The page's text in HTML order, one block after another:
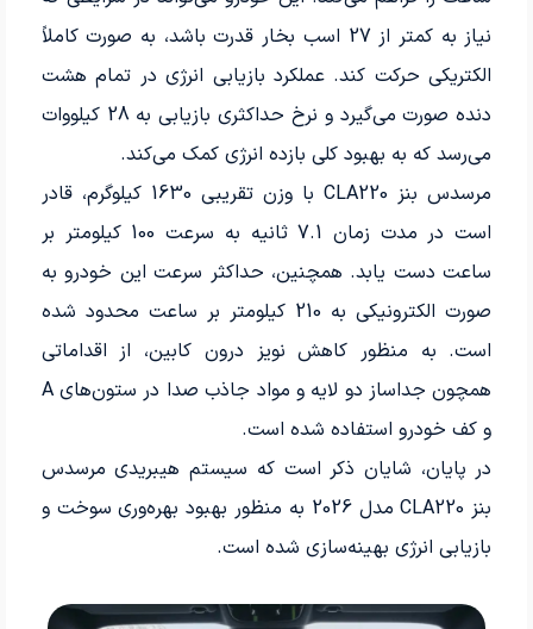
نیاز به کمتر از 27 اسب بخار قدرت باشد، به صورت کاملاً
الکتریکی حرکت کند. عملکرد بازیابی انرژی در تمام هشت
دنده صورت می‌گیرد و نرخ حداکثری بازیابی به 28 کیلووات
می‌رسد که به بهبود کلی بازده انرژی کمک می‌کند.
مرسدس بنز CLA220 با وزن تقریبی 1630 کیلوگرم، قادر
است در مدت زمان 7.1 ثانیه به سرعت 100 کیلومتر بر
ساعت دست یابد. همچنین، حداکثر سرعت این خودرو به
صورت الکترونیکی به 210 کیلومتر بر ساعت محدود شده
است. به منظور کاهش نویز درون کابین، از اقداماتی
همچون جداساز دو لایه و مواد جاذب صدا در ستون‌های A
و کف خودرو استفاده شده است.
در پایان، شایان ذکر است که سیستم هیبریدی مرسدس
بنز CLA220 مدل 2026 به منظور بهبود بهره‌وری سوخت و
بازیابی انرژی بهینه‌سازی شده است.